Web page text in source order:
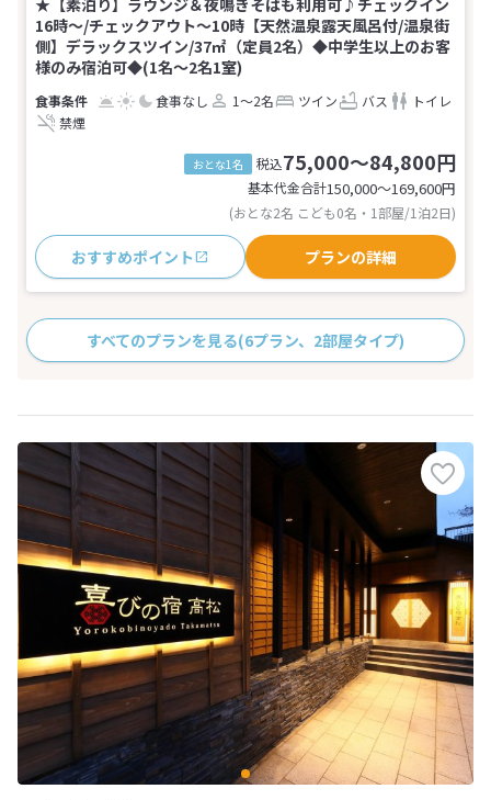
★【素泊り】ラウンジ＆夜鳴きそばも利用可♪チェックイン
16時～/チェックアウト～10時【天然温泉露天風呂付/温泉街
側】デラックスツイン/37㎡（定員2名）◆中学生以上のお客
様のみ宿泊可◆(1名～2名1室)
食事なし 1～2名 ツイン バス
トイレ
禁煙
おとな1名 税込75,000～84,800円
基本代金合計150,000〜169,600円
(おとな2名 こども0名・1部屋/1泊2日)
おすすめポイント プランの詳細
すべてのプランを見る(6プラン、2部屋タイプ)